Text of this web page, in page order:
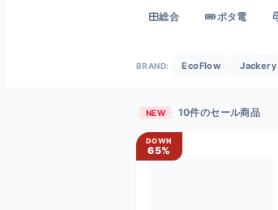
総合 ポタ電
BRAND: EcoFlow Jackery
NEW 10件のセール商品
DOWN
65%